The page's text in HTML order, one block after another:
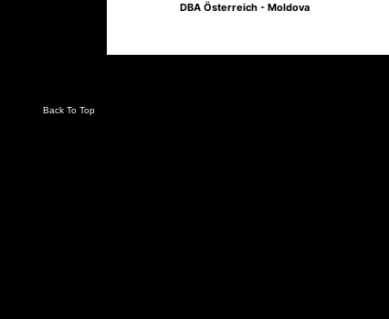
DBA Österreich - Moldova
Back To Top